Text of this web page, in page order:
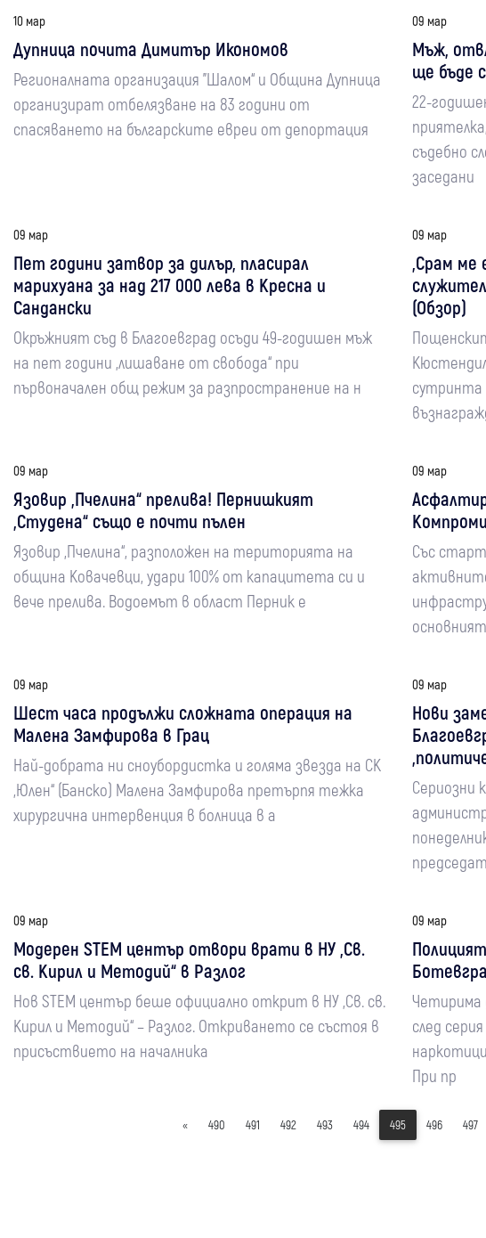
10 мар
Дупница почита Димитър Икономов
Регионалната организация "Шалом“ и Община Дупница
организират отбелязване на 83 години от
спасяването на българските евреи от депортация
09 мар
Мъж,
ще бъде
22-
съдебно
заседани
09 мар
Пет години затвор за дилър, пласирал
марихуана за над 217 000 лева в Кресна и
Сандански
Окръжният съд в Благоевград осъди 49-годишен мъж
на пет години „лишаване от свобода“ при
първоначален общ режим за разпространение на н
09 мар
„Срам
(Обзор)
сутринта
09 мар
Язовир „Пчелина“ прелива! Пернишкият
„Студена“ също е почти пълен
Язовир „Пчелина“, разположен на територията на
община Ковачевци, удари 100% от капацитета си и
вече прелива. Водоемът в област Перник е
09 мар
Със
основният
09 мар
Шест часа продължи сложната операция на
Малена Замфирова в Грац
Най-добрата ни сноубордистка и голяма звезда на СК
„Юлен“ (Банско) Малена Замфирова претърпя тежка
хирургична интервенция в болница в а
09 мар
Нови
Сериозни
09 мар
Модерен STEM център отвори врати в НУ „Св.
св. Кирил и Методий“ в Разлог
Нов STEM център беше официално открит в НУ „Св. св.
Кирил и Методий“ – Разлог. Откриването се състоя в
присъствието на началника
09 мар
Четирима
след
При пр
« 490 491 492 493 494 495 496 497